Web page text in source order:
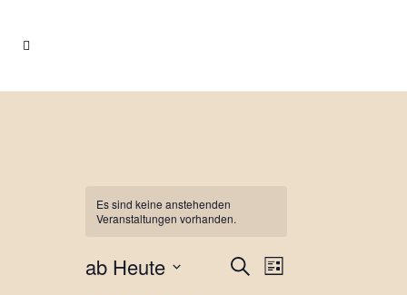
Es sind keine anstehenden
Veranstaltungen vorhanden.
SucheVeranstaltung
Ansichten-
Liste
ab Heute